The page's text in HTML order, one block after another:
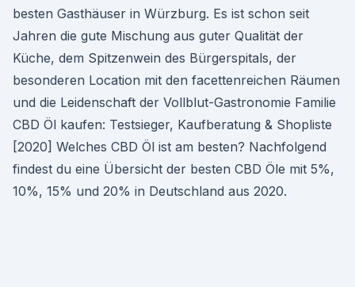
besten Gasthäuser in Würzburg. Es ist schon seit
Jahren die gute Mischung aus guter Qualität der
Küche, dem Spitzenwein des Bürgerspitals, der
besonderen Location mit den facettenreichen Räumen
und die Leidenschaft der Vollblut-Gastronomie Familie
CBD Öl kaufen: Testsieger, Kaufberatung & Shopliste
[2020] Welches CBD Öl ist am besten? Nachfolgend
findest du eine Übersicht der besten CBD Öle mit 5%,
10%, 15% und 20% in Deutschland aus 2020.